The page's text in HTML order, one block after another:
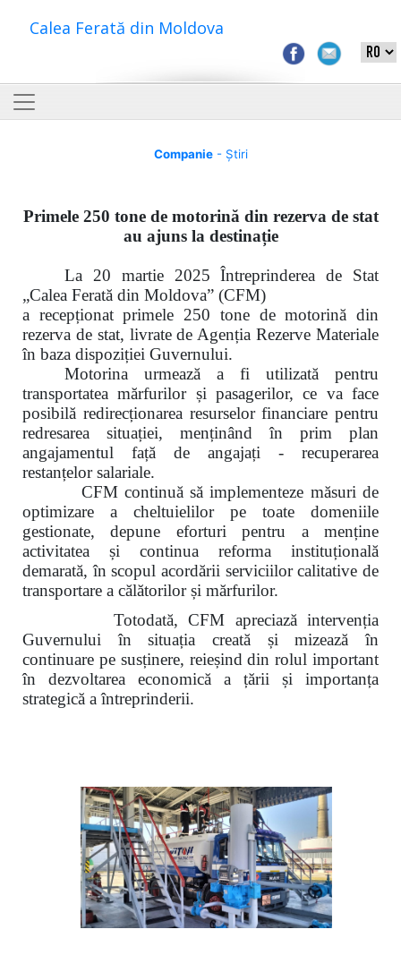
Calea Ferată din Moldova
Companie- Știri
Primele 250 tone de motorină din rezerva de stat
au ajuns la destinație
La 20 martie 2025 Întreprinderea de Stat
„Calea Ferată din Moldova” (CFM)
a recepționat primele 250 tone de motorină din
rezerva de stat, livrate de Agenția Rezerve Materiale
în baza dispoziției Guvernului.
Motorina urmează a fi utilizată pentru
transportatea mărfurilor și pasagerilor, ce va face
posibilă redirecționarea resurselor financiare pentru
redresarea situației, menținând în prim plan
angajamentul față de angajați - recuperarea
restanțelor salariale.
CFM continuă să implementeze măsuri de
optimizare a cheltuielilor pe toate domeniile
gestionate, depune eforturi pentru a menține
activitatea și continua reforma instituțională
demarată, în scopul acordării serviciilor calitative de
transportare a călătorilor și mărfurilor.
Totodată, CFM apreciază intervenția
Guvernului în situația creată și mizează în
continuare pe susținere, reieșind din rolul important
în dezvoltarea economică a țării și importanța
strategică a întreprinderii.